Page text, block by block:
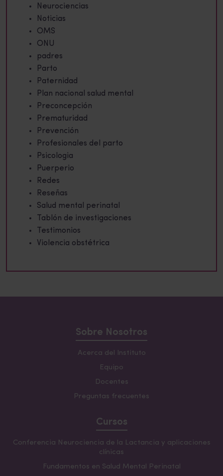
Neurociencias
Noticias
OMS
ONU
padres
Parto
Paternidad
Plan nacional salud mental
Preconcepción
Prematuridad
Prevención
Profesionales del parto
Psicologia
Puerperio
Redes
Reseñas
Salud mental perinatal
Tablón de investigaciones
Testimonios
Violencia obstétrica
Sobre Nosotros
Acerca del Instituto
Equipo
Docentes
Preguntas frecuentes
Cursos
Conferencia Neurociencia de la Lactancia y aplicaciones
clínicas
Fundamentos en Salud Mental Perinatal